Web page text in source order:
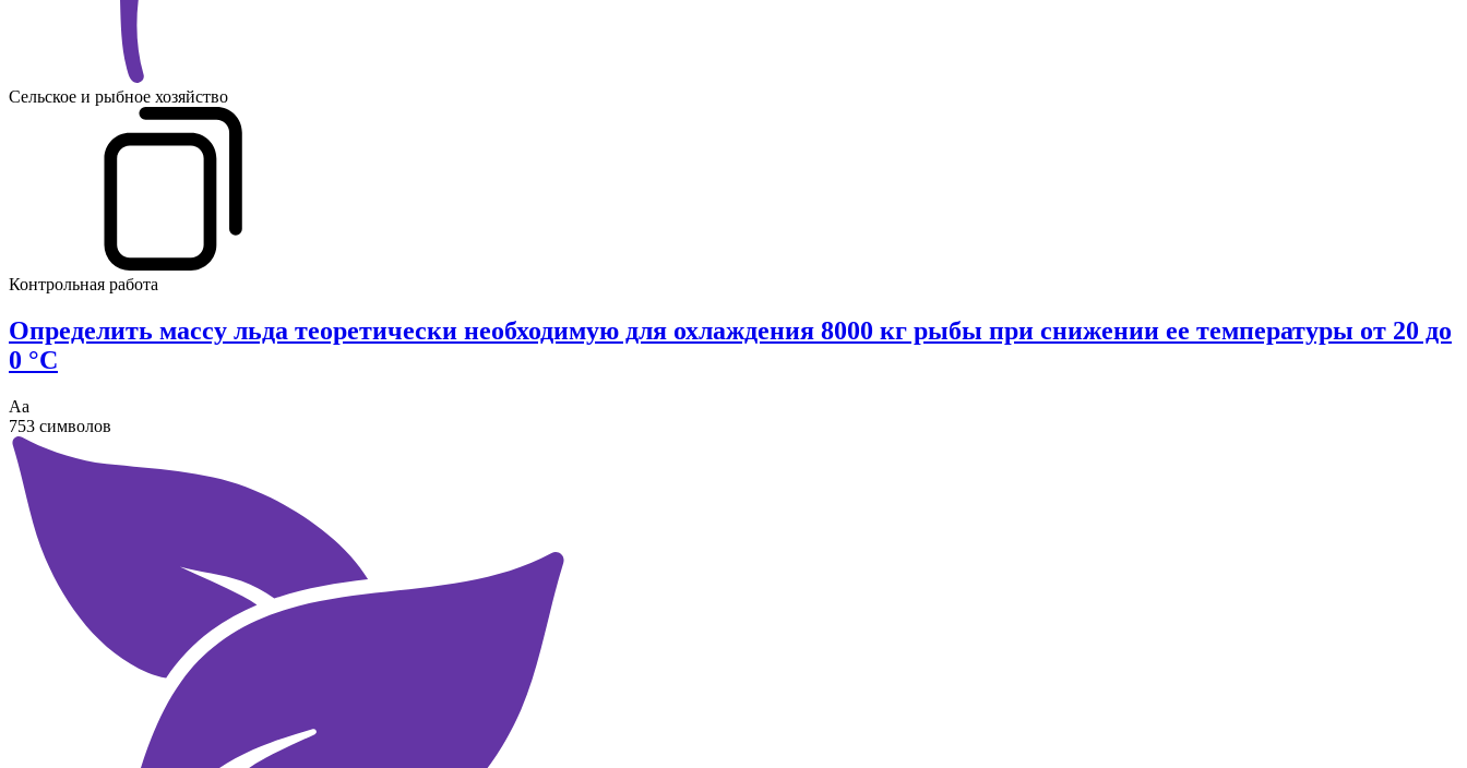
Сельское и рыбное хозяйство
Контрольная работа
Определить массу льда теоретически необходимую для охлаждения 8000 кг рыбы при снижении ее температуры от 20 до
0 °С
Аа
753 символов